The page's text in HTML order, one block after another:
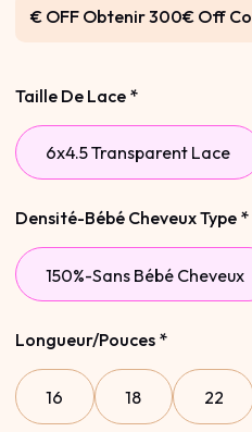
€ OFF Obtenir 300€ Off
Taille De Lace *
6x4.5 Transparent Lace
Densité-Bébé Cheveux Type *
150%-Sans Bébé Cheveux
Longueur/Pouces *
16 18 22